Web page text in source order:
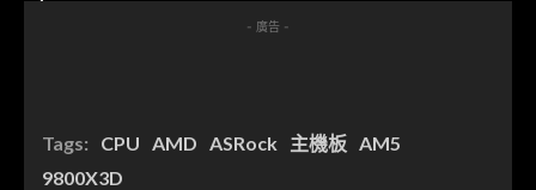
- 廣告 -
Tags: CPU AMD ASRock 主機板 AM5
9800X3D